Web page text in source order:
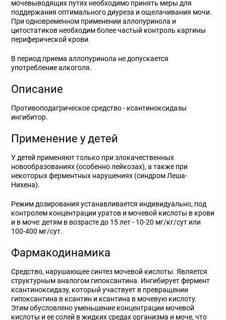
мочевыводящих путях необходимо принять меры для
поддержания оптимального диуреза и ощелачивания мочи.
При одновременном применении аллопуринола и
цитостатиков необходим более частый контроль картины
периферической крови.
В период приема аллопуринола не допускается
употребление алкоголя.
Описание
Противоподагрическое средство - ксантиноксидазы
ингибитор.
Применение у детей
У детей применяют только при злокачественных
новообразованиях (особенно лейкозах), а также при
некоторых ферментных нарушениях (синдром Леша-
Нихена).
Режим дозирования устанавливается индивидуально, под
контролем концентрации уратов и мочевой кислоты в крови
и в моче: детям в возрасте до 15 лет - 10-20 мг/кг/сут или
100-400 мг/сут.
Фармакодинамика
Средство, нарушающее синтез мочевой кислоты. Является
структурным аналогом гипоксантина. Ингибирует фермент
ксантиноксидазу, который участвует в превращении
гипоксантина в ксантин и ксантина в мочевую кислоту.
Этим обусловлено уменьшение концентрации мочевой
кислоты и ее солей в жидких средах организма и моче, что